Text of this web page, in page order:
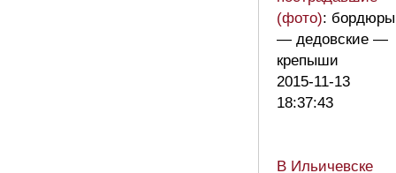
(фото): бордюры
— дедовские —
крепыши
2015-11-13
18:37:43
В Ильичевске